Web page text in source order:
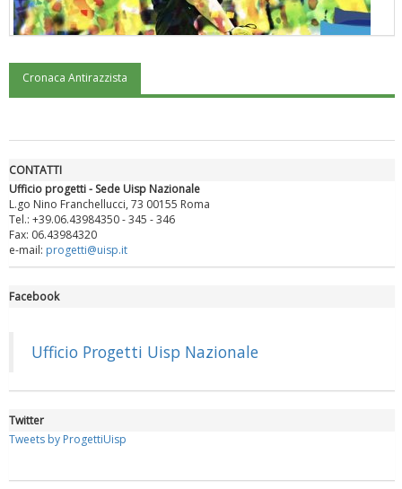
"Superare gli ostacoli": la relazione di Tiziano Pesce al CN Uisp
rivoluzioni"
Cronaca Antirazzista
CONTATTI
Ufficio progetti - Sede Uisp Nazionale
L.go Nino Franchellucci, 73 00155 Roma
Tel.: +39.06.43984350 - 345 - 346
Fax: 06.43984320
e-mail: progetti@uisp.it
Facebook
Ufficio Progetti Uisp Nazionale
Twitter
Tweets by ProgettiUisp